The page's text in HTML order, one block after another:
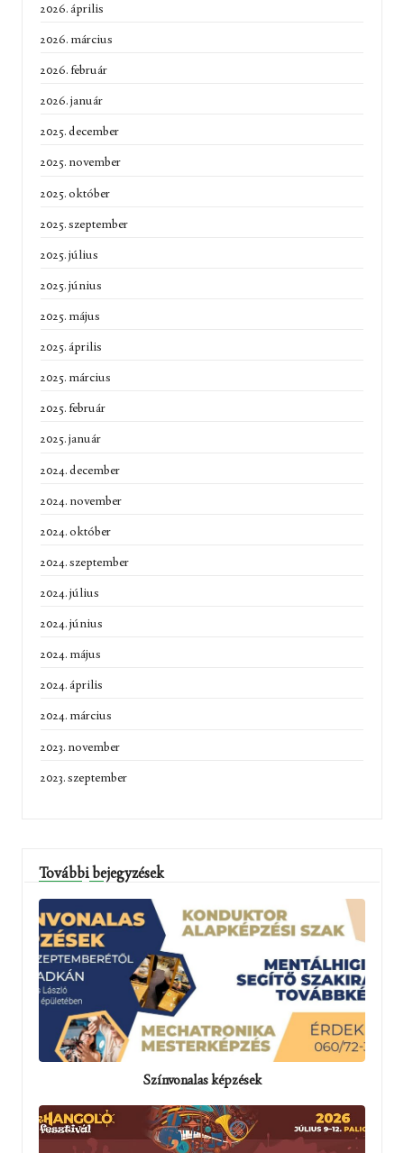
2026. április
2026. március
2026. február
2026. január
2025. december
2025. november
2025. október
2025. szeptember
2025. július
2025. június
2025. május
2025. április
2025. március
2025. február
2025. január
2024. december
2024. november
2024. október
2024. szeptember
2024. július
2024. június
2024. május
2024. április
2024. március
2023. november
2023. szeptember
További bejegyzések
Színvonalas képzések